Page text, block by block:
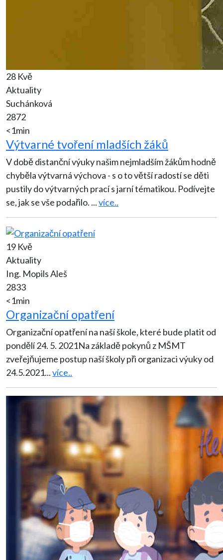
28 Kvě
Aktuality
Suchánková
2872
<1min
Výtvarné tvoření mladších žáků
V době distanční výuky našim nejmladším žákům hodně
chyběla výtvarná výchova - s o to větší radostí se děti
pustily do výtvarných prací s jarní tématikou. Podívejte
se, jak se vše podařilo. ...více..
19 Kvě
Aktuality
Ing. Mopils Aleš
2833
<1min
Organizační opatření
Organizační opatření na naší škole, které bude platit od
pondělí 24. 5. 2021Na základě pokynů z MŠMT
zveřejňujeme postup naší školy při organizaci výuky od
24.5.2021...více..